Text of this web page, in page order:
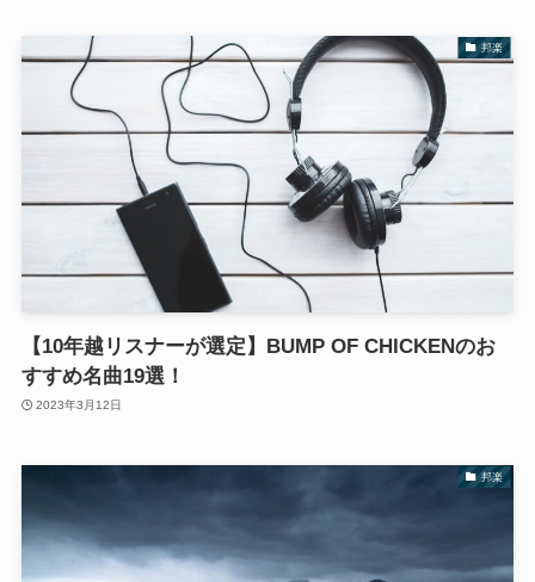
邦楽
【10年越リスナーが選定】BUMP OF CHICKENのお
すすめ名曲19選！
2023年3月12日
邦楽